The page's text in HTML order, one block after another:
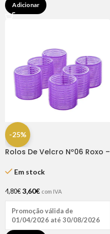
Adicionar
-25%
Rolos De Velcro Nº06 Roxo –
Em stock
4,80€ 3,60€ com IVA
Promoção válida de
01/04/2026 até 30/08/2026